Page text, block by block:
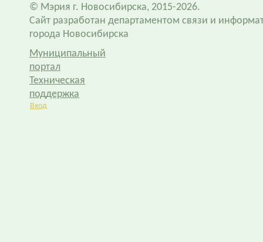
© Мэрия г. Новосибирска, 2015-2026.
Сайт разработан департаментом связи и
города Новосибирска
Муниципальный
портал
Техническая
поддержка
Вход